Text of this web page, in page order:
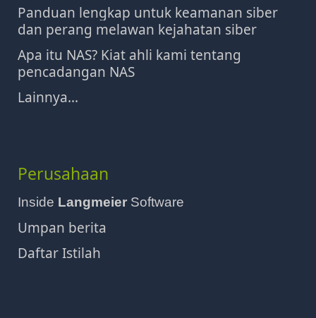
Panduan lengkap untuk keamanan siber
dan perang melawan kejahatan siber
Apa itu NAS? Kiat ahli kami tentang
pencadangan NAS
Lainnya...
Perusahaan
Inside Langmeier Software
Umpan berita
Daftar Istilah